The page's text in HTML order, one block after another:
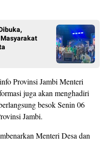
Provinsi Jambi Menteri
juga akan menghadiri
besok Senin 06
Jambi.
Menteri Desa dan